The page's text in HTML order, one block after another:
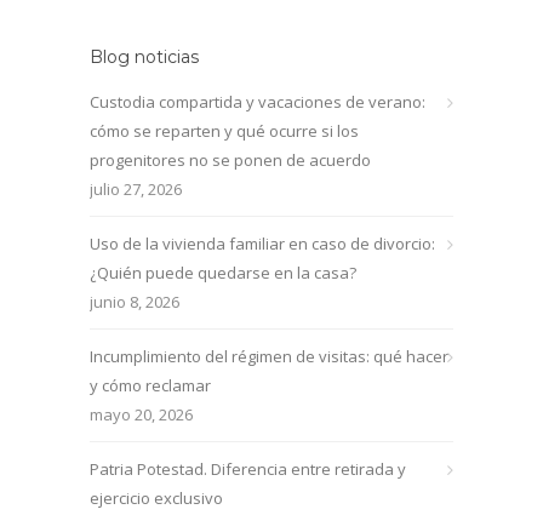
Blog noticias
Custodia compartida y vacaciones de verano:
cómo se reparten y qué ocurre si los
progenitores no se ponen de acuerdo
julio 27, 2026
Uso de la vivienda familiar en caso de divorcio:
¿Quién puede quedarse en la casa?
junio 8, 2026
Incumplimiento del régimen de visitas: qué hacer
y cómo reclamar
mayo 20, 2026
Patria Potestad. Diferencia entre retirada y
ejercicio exclusivo